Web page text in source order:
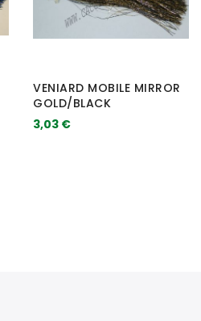
VENIARD MOBILE MIRROR
GOLD/BLACK
3,03 €